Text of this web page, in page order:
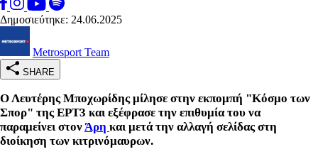
Δημοσιεύτηκε: 24.06.2025
Metrosport Team
SHARE
Ο Λευτέρης Μποχωρίδης μίλησε στην εκπομπή "Κόσμο των
Σπορ" της ΕΡΤ3 και εξέφρασε την επιθυμία του να
παραμείνει στονΆρη και μετά την αλλαγή σελίδας στη
διοίκηση των κιτρινόμαυρων.